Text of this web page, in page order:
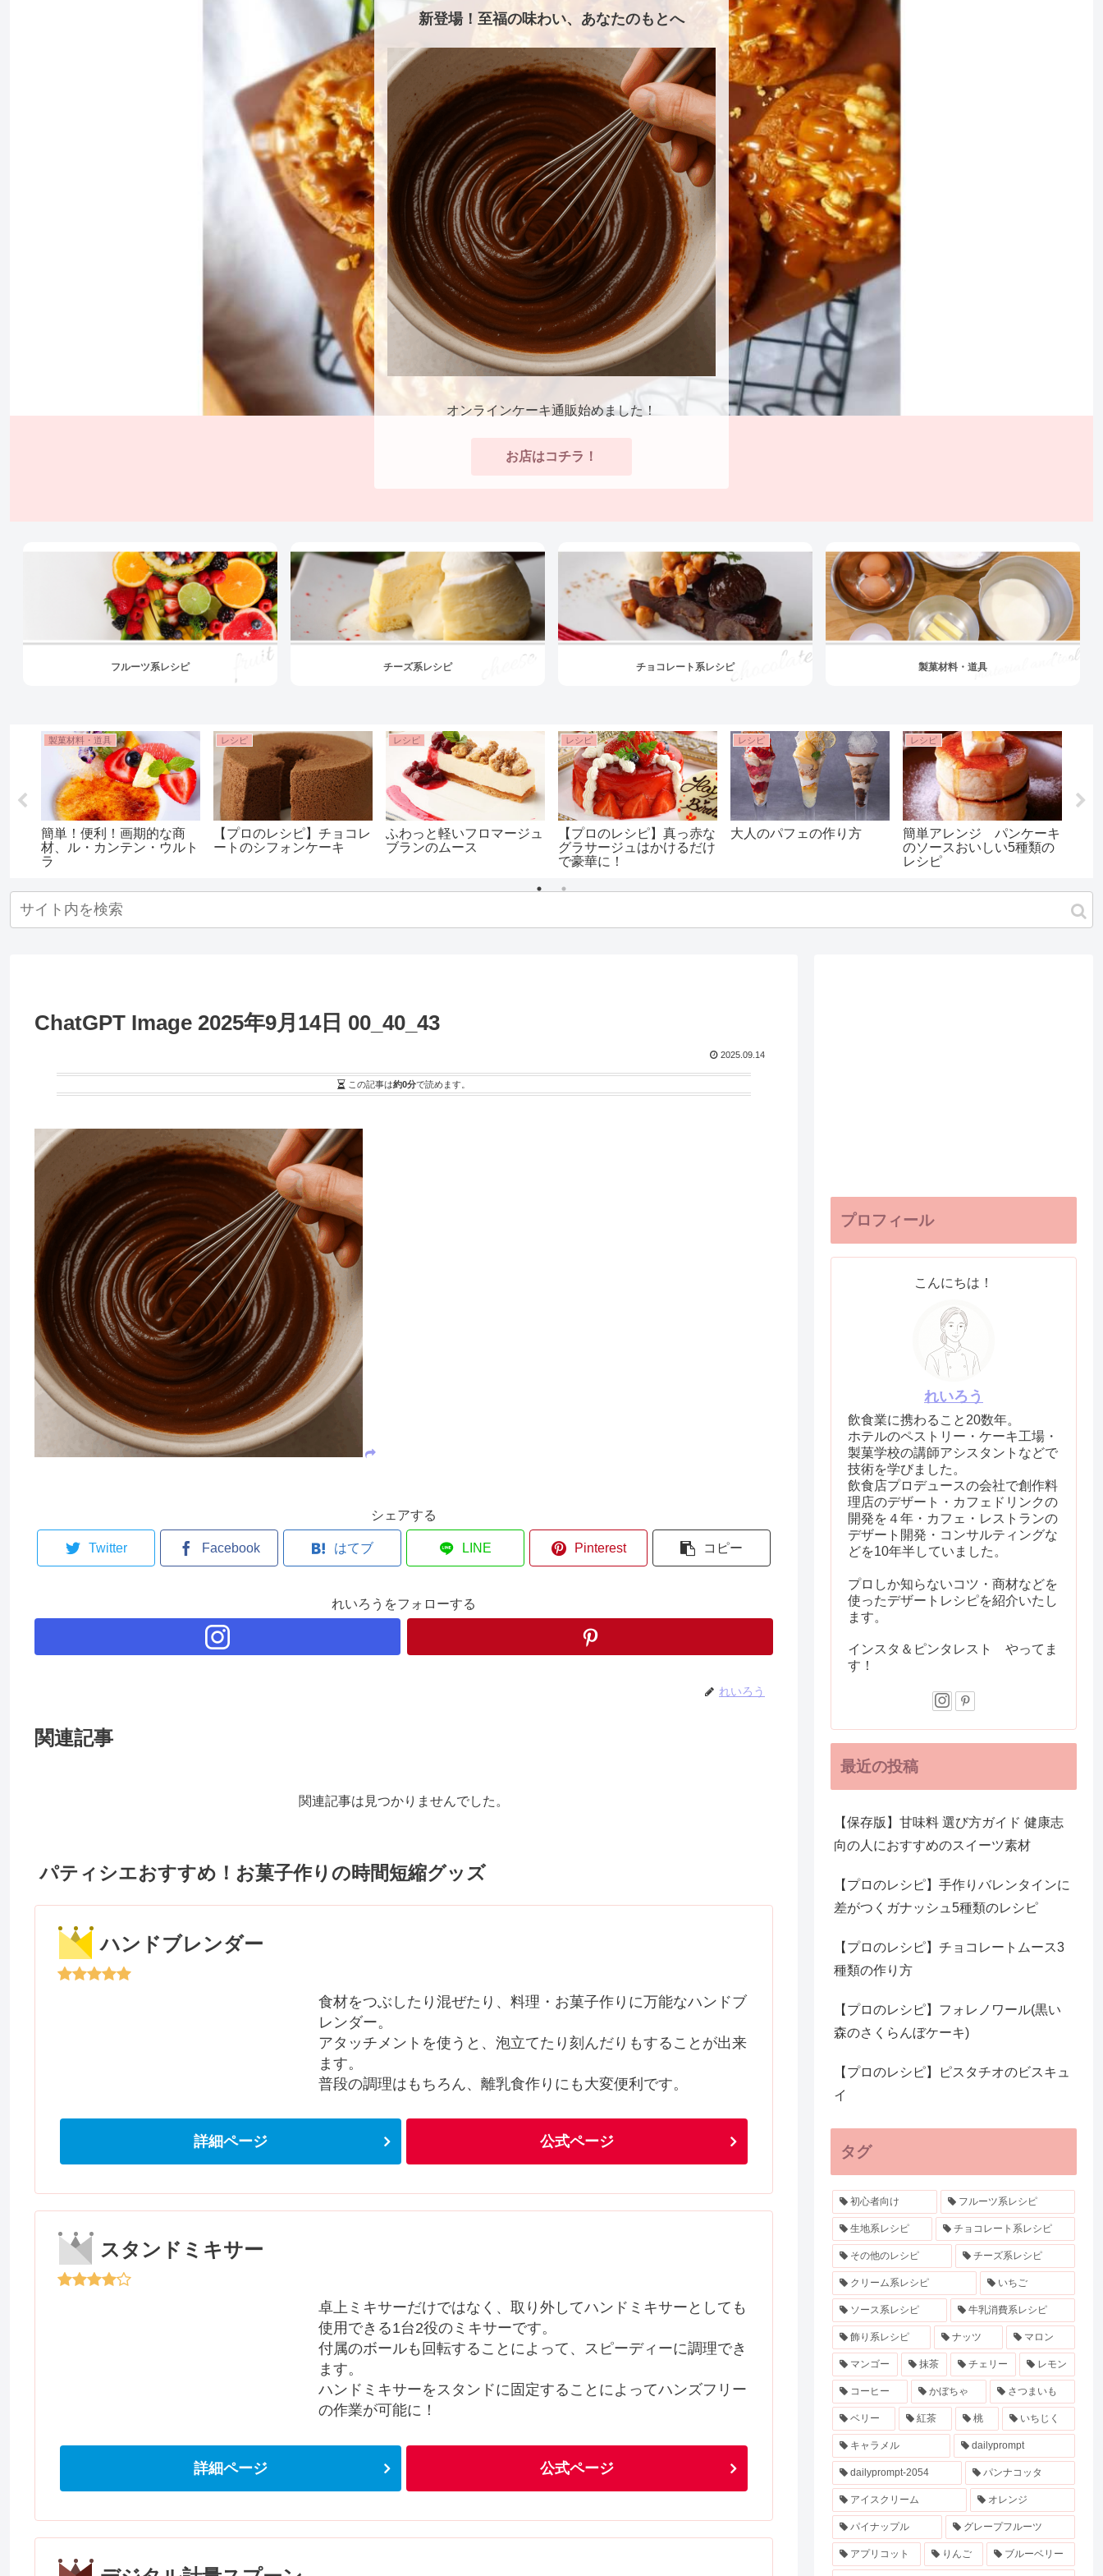
新登場！至福の味わい、あなたのもとへ
オンラインケーキ通販始めました！
お店はコチラ！
フルーツ系レシピ チーズ系レシピ チョコレート系レシピ 製菓材料・道具
製菓材料・道具
簡単！便利！画期的な商
材、ル・カンテン・ウルト
ラ
レシピ
【プロのレシピ】チョコレ
ートのシフォンケーキ
レシピ
ふわっと軽いフロマージュ
ブランのムース
レシピ
【プロのレシピ】真っ赤な
グラサージュはかけるだけ
で豪華に！
レシピ
大人のパフェの作り方
レシピ
簡単アレンジ パンケーキ
のソースおいしい5種類の
レシピ
ChatGPT Image 2025年9月14日 00_40_43
2025.09.14
この記事は約0分で読めます。
シェアする
Twitter Facebook はてブ LINE Pinterest コピー
れいろうをフォローする
れいろう
関連記事
関連記事は見つかりませんでした。
パティシエおすすめ！お菓子作りの時間短縮グッズ
ハンドブレンダー
食材をつぶしたり混ぜたり、料理・お菓子作りに万能なハンドブ
レンダー。
アタッチメントを使うと、泡立てたり刻んだりもすることが出来
ます。
普段の調理はもちろん、離乳食作りにも大変便利です。
詳細ページ 公式ページ
スタンドミキサー
卓上ミキサーだけではなく、取り外してハンドミキサーとしても
使用できる1台2役のミキサーです。
付属のボールも回転することによって、スピーディーに調理でき
ます。
ハンドミキサーをスタンドに固定することによってハンズフリー
の作業が可能に！
詳細ページ 公式ページ
プロフィール
こんにちは！
れいろう
飲食業に携わること20数年。
ホテルのペストリー・ケーキ工場・
製菓学校の講師アシスタントなどで
技術を学びました。
飲食店プロデュースの会社で創作料
理店のデザート・カフェドリンクの
開発を４年・カフェ・レストランの
デザート開発・コンサルティングな
どを10年半していました。
プロしか知らないコツ・商材などを
使ったデザートレシピを紹介いたし
ます。
インスタ＆ピンタレスト やってま
す！
最近の投稿
【保存版】甘味料 選び方ガイド 健康志
向の人におすすめのスイーツ素材
【プロのレシピ】手作りバレンタインに
差がつくガナッシュ5種類のレシピ
【プロのレシピ】チョコレートムース3
種類の作り方
【プロのレシピ】フォレノワール(黒い
森のさくらんぼケーキ)
【プロのレシピ】ピスタチオのビスキュ
イ
タグ
初心者向け フルーツ系レシピ
生地系レシピ チョコレート系レシピ
その他のレシピ チーズ系レシピ
クリーム系レシピ いちご
ソース系レシピ 牛乳消費系レシピ
飾り系レシピ ナッツ マロン
マンゴー 抹茶 チェリー レモン
コーヒー かぼちゃ さつまいも
ベリー 紅茶 桃 いちじく
キャラメル dailyprompt
dailyprompt-2054 パンナコッタ
アイスクリーム オレンジ
パイナップル グレープフルーツ
アプリコット りんご ブルーベリー